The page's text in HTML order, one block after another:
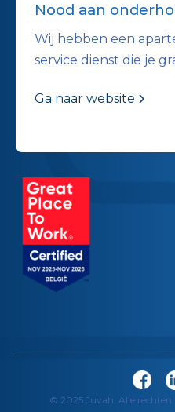
Nood aan
Wij hebben een
service dienst die je
Ga naar website
© 2025 Juvah. Alle rechten